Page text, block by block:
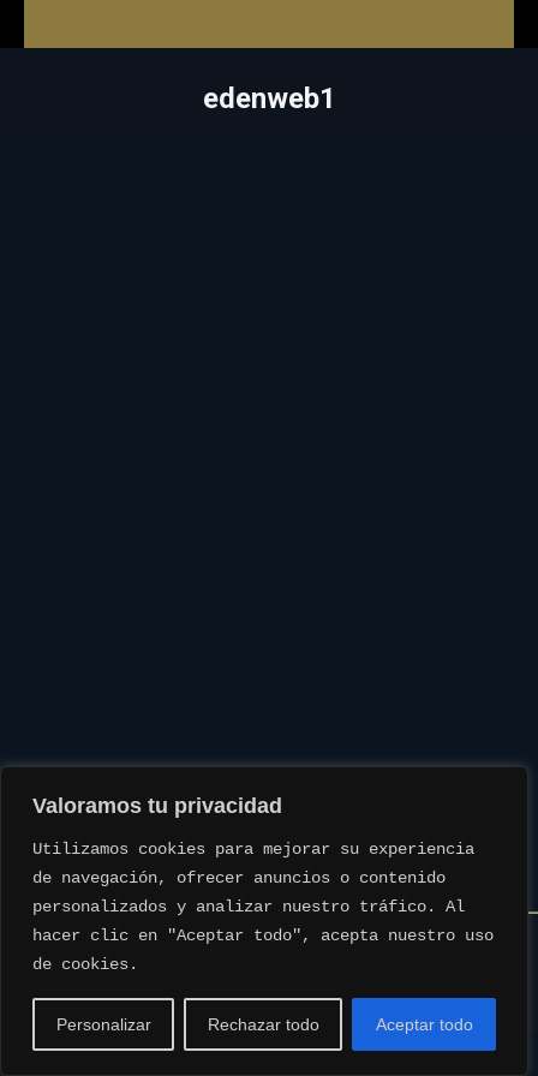
Valoramos tu privacidad
Utilizamos cookies para mejorar su experiencia
de navegación, ofrecer anuncios o contenido
personalizados y analizar nuestro tráfico. Al
hacer clic en "Aceptar todo", acepta nuestro uso
de cookies.
Personalizar Rechazar todo Aceptar todo
edenweb1
creada porwww.idealweb.es